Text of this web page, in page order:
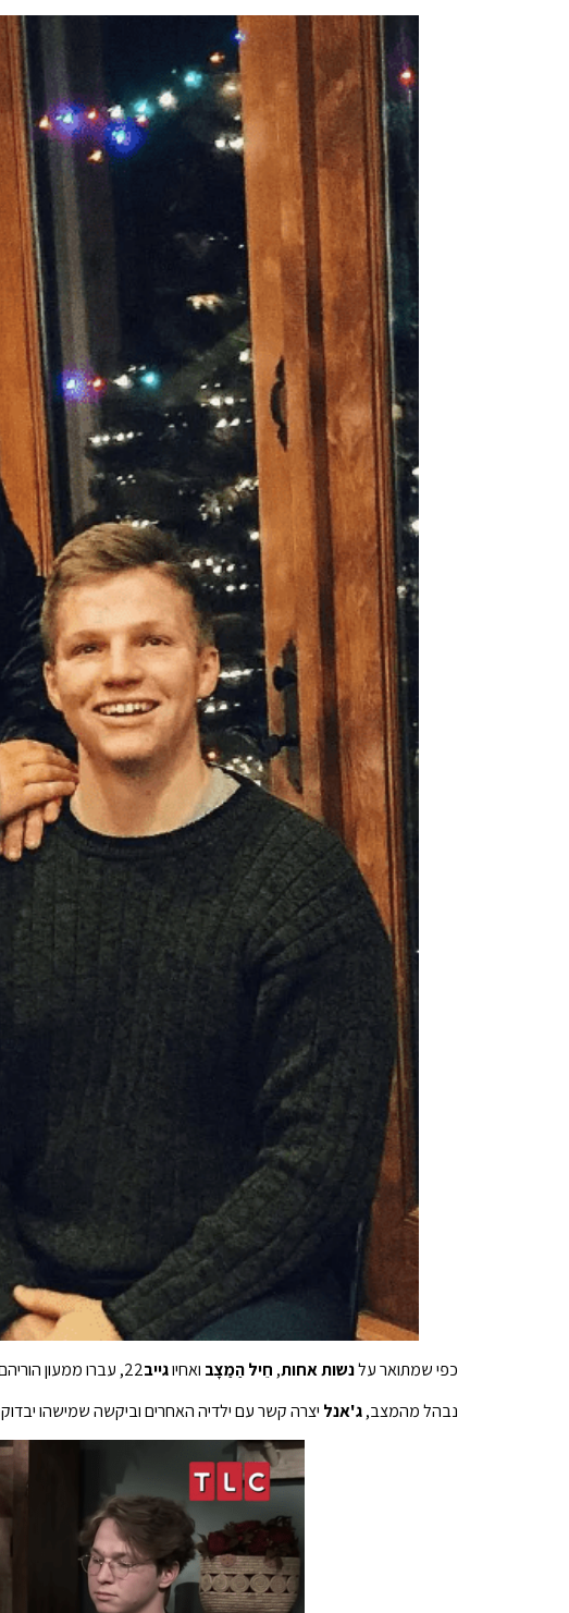
כפי שמתואר עלנשות אחות, חֵיל הַמַצָב ואחיוגייב22, עברו ממעון הוריהם בלאס וגאס ל-Flagstaff, אריזונה, עקב חילוקי דעות בנוגע לפרוטוקולי ה-COVID-19 המחמירים של קודי.
נבהל מהמצב,ג'אנל יצרה קשר עם ילדיה האחרים וביקשה שמישהו יבדוק